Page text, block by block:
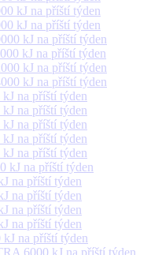
kJ na příští týden
kJ na příští týden
kJ na příští týden
kJ na příští týden
kJ na příští týden
kJ na příští týden
na příští týden
na příští týden
na příští týden
na příští týden
na příští týden
kJ na příští týden
na příští týden
na příští týden
na příští týden
na příští týden
na příští týden
6000 kJ na příští týden